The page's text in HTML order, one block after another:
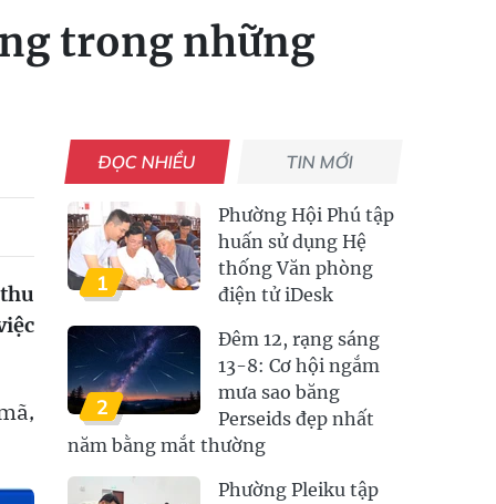
trong những
ĐỌC NHIỀU TIN MỚI
1
Phường Hội Phú tập
huấn sử dụng Hệ
thống Văn phòng
điện tử iDesk
2
Đêm 12, rạng sáng
13-8: Cơ hội ngắm
mưa sao băng
Perseids đẹp nhất
năm bằng mắt thường
Phường Pleiku tập